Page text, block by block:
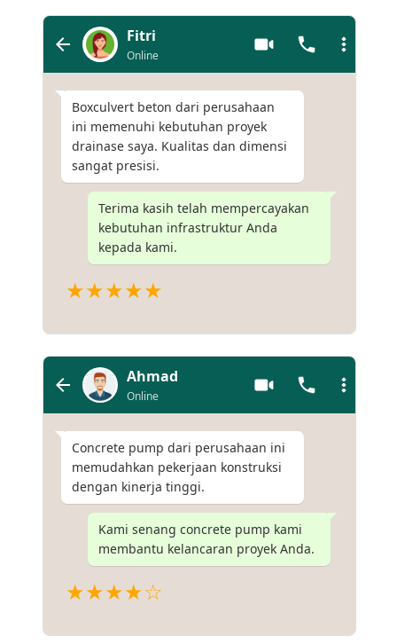
Fitri
Online
Boxculvert beton dari perusahaan
ini memenuhi kebutuhan proyek
drainase saya. Kualitas dan dimensi
sangat presisi.
Terima kasih telah mempercayakan
kebutuhan infrastruktur Anda
kepada kami.
★★★★★
Ahmad
Online
Concrete pump dari perusahaan ini
memudahkan pekerjaan konstruksi
dengan kinerja tinggi.
Kami senang concrete pump kami
membantu kelancaran proyek Anda.
★★★★☆